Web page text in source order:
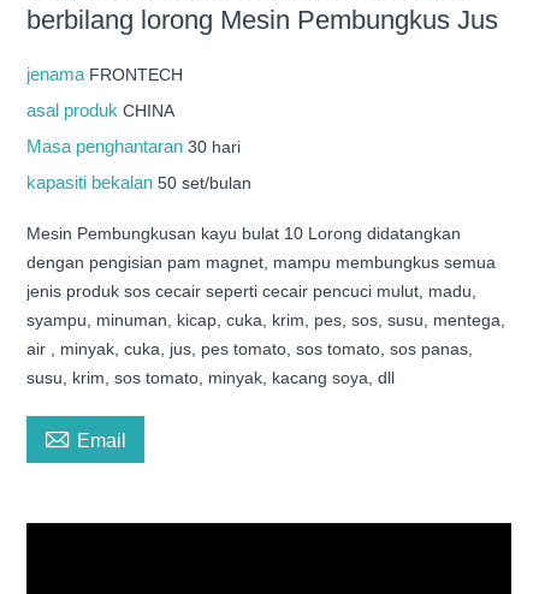
berbilang lorong Mesin Pembungkus Jus
jenama FRONTECH
asal produkCHINA
Masa penghantaran30 hari
kapasiti bekalan50 set/bulan
Mesin Pembungkusan kayu bulat 10 Lorong didatangkan
dengan pengisian pam magnet, mampu membungkus semua
jenis produk sos cecair seperti cecair pencuci mulut, madu,
syampu, minuman, kicap, cuka, krim, pes, sos, susu, mentega,
air , minyak, cuka, jus, pes tomato, sos tomato, sos panas,
susu, krim, sos tomato, minyak, kacang soya, dll
 Email